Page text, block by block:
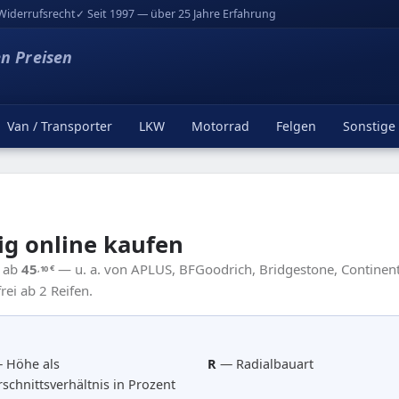
✓ Seit 1997 — über 25 Jahre Erfahrung
Preisen
Van / Transporter LKW Motorrad Felgen Sonstige
online kaufen
45 ,10€ — u. a. von APLUS, BFGoodrich, Bridgestone,
ab 2 Reifen.
als
in Prozent
R — Radialbauart